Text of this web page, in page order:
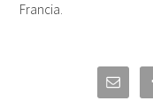
Francia.